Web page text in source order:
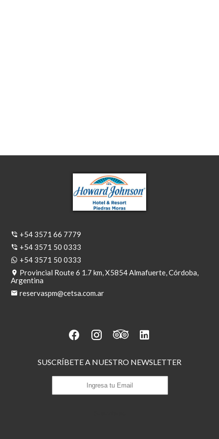
+54 3571 66 7779
+54 3571 50 0333
+54 3571 50 0333
Provincial Route 6 1.7 km, X5854 Almafuerte, Córdoba,
Argentina
reservaspm@cetsa.com.ar
SUSCRÍBETE A NUESTRO NEWSLETTER